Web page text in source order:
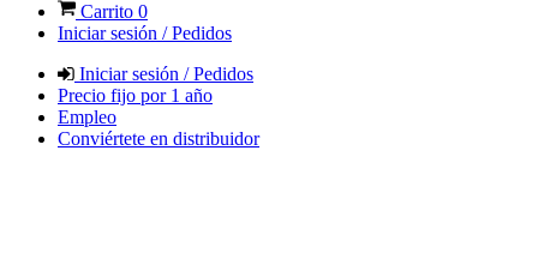
Carrito 0
Iniciar sesión / Pedidos
Iniciar sesión / Pedidos
Precio fijo por 1 año
Empleo
Conviértete en distribuidor